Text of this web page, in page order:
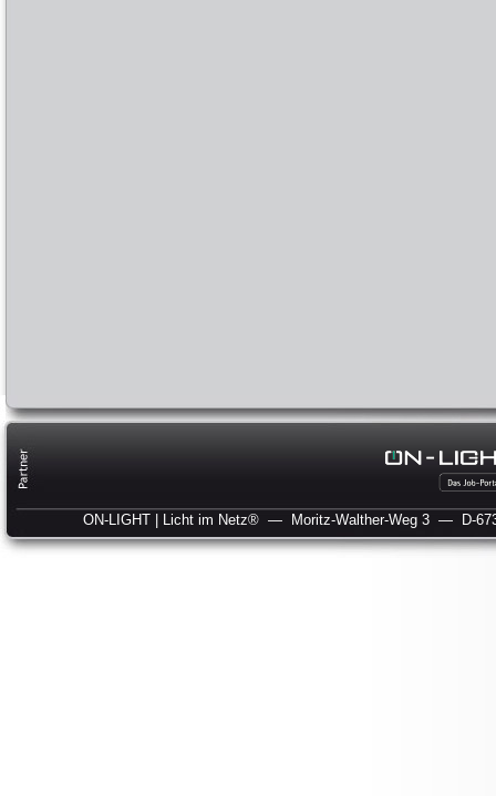
ON-LIGHT | Licht im Netz® — Moritz-Walther-Weg 3 — D-